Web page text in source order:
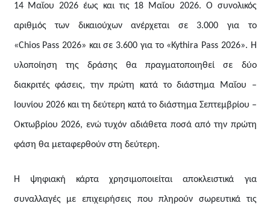
14 Μαΐου 2026 έως και τις 18 Μαΐου 2026. Ο συνολικός
αριθμός των δικαιούχων ανέρχεται σε 3.000 για το
«Chios Pass 2026» και σε 3.600 για το «Kythira Pass 2026». Η
υλοποίηση της δράσης θα πραγματοποιηθεί σε δύο
διακριτές φάσεις, την πρώτη κατά το διάστημα Μαΐου –
Ιουνίου 2026 και τη δεύτερη κατά το διάστημα Σεπτεμβρίου –
Οκτωβρίου 2026, ενώ τυχόν αδιάθετα ποσά από την πρώτη
φάση θα μεταφερθούν στη δεύτερη.
Η ψηφιακή κάρτα χρησιμοποιείται αποκλειστικά για
συναλλαγές με επιχειρήσεις που πληρούν σωρευτικά τις